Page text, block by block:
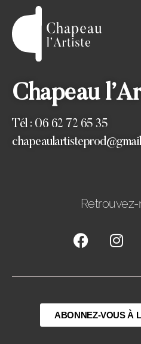
Chapeau
Tél : 06 62 72 65 35
Retrouvez-
ABONNEZ-VOUS À